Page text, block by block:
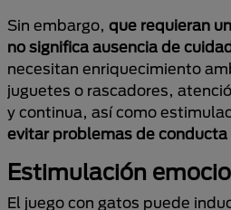
Sin embargo, que requieran
no significa ausencia de
necesitan enriquecimiento
juguetes o rascadores,
y continua, así como
evitar problemas de
Estimulación
El juego con gatos puede